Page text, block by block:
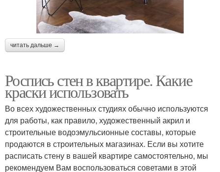
читать дальше →
Роспись стен в квартире. Какие
краски использовать
Во всех художественных студиях обычно используются
для работы, как правило, художественный акрил и
строительные водоэмульсионные составы, которые
продаются в строительных магазинах. Если вы хотите
расписать стену в вашей квартире самостоятельно, мы
рекомендуем Вам воспользоваться советами в этой